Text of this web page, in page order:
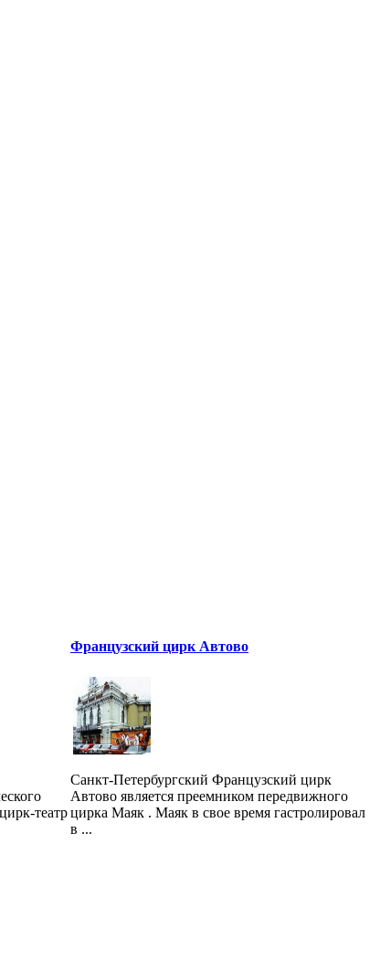
театр
Французский цирк Автово
Санкт-Петербургский Французский цирк
Автово является преемником передвижного
цирка Маяк . Маяк в свое время гастролировал
в ...